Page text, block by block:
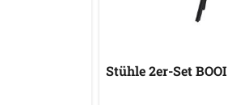
Stühle 2er-Set BOOI